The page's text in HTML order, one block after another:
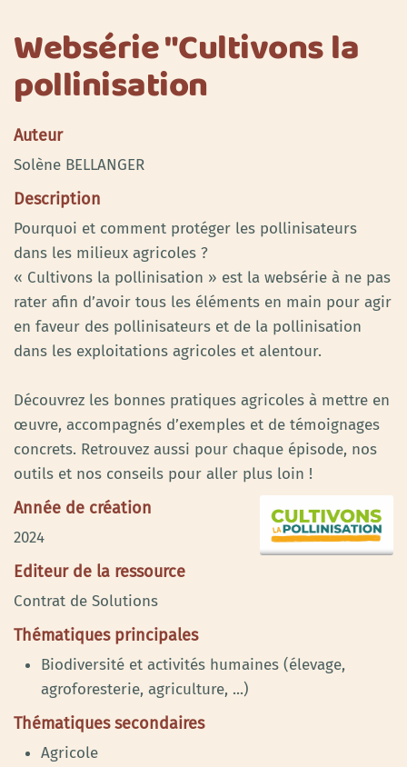
Websérie "Cultivons la
pollinisation
Auteur
Solène BELLANGER
Description
Pourquoi et comment protéger les pollinisateurs
dans les milieux agricoles ?
« Cultivons la pollinisation » est la websérie à ne pas
rater afin d’avoir tous les éléments en main pour agir
en faveur des pollinisateurs et de la pollinisation
dans les exploitations agricoles et alentour.
Découvrez les bonnes pratiques agricoles à mettre en
œuvre, accompagnés d’exemples et de témoignages
concrets. Retrouvez aussi pour chaque épisode, nos
outils et nos conseils pour aller plus loin !
Année de création
2024
Editeur de la ressource
Contrat de Solutions
Thématiques principales
Biodiversité et activités humaines (élevage,
agroforesterie, agriculture, ...)
Thématiques secondaires
Agricole